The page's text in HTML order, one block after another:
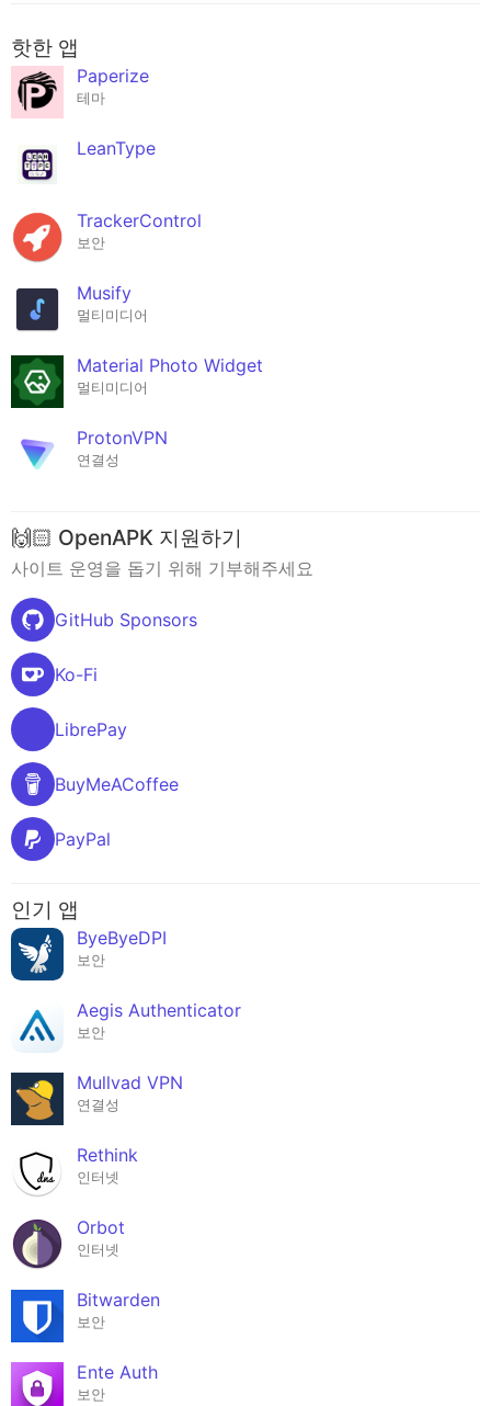
핫한 앱
Paperize
테마
LeanType
TrackerControl
보안
Musify
멀티미디어
Material Photo Widget
멀티미디어
ProtonVPN
연결성
🙌🏻 OpenAPK 지원하기
사이트 운영을 돕기 위해 기부해주세요
GitHub Sponsors
Ko-Fi
LibrePay
BuyMeACoffee
PayPal
인기 앱
ByeByeDPI
보안
Aegis Authenticator
보안
Mullvad VPN
연결성
Rethink
인터넷
Orbot
인터넷
Bitwarden
보안
Ente Auth
보안